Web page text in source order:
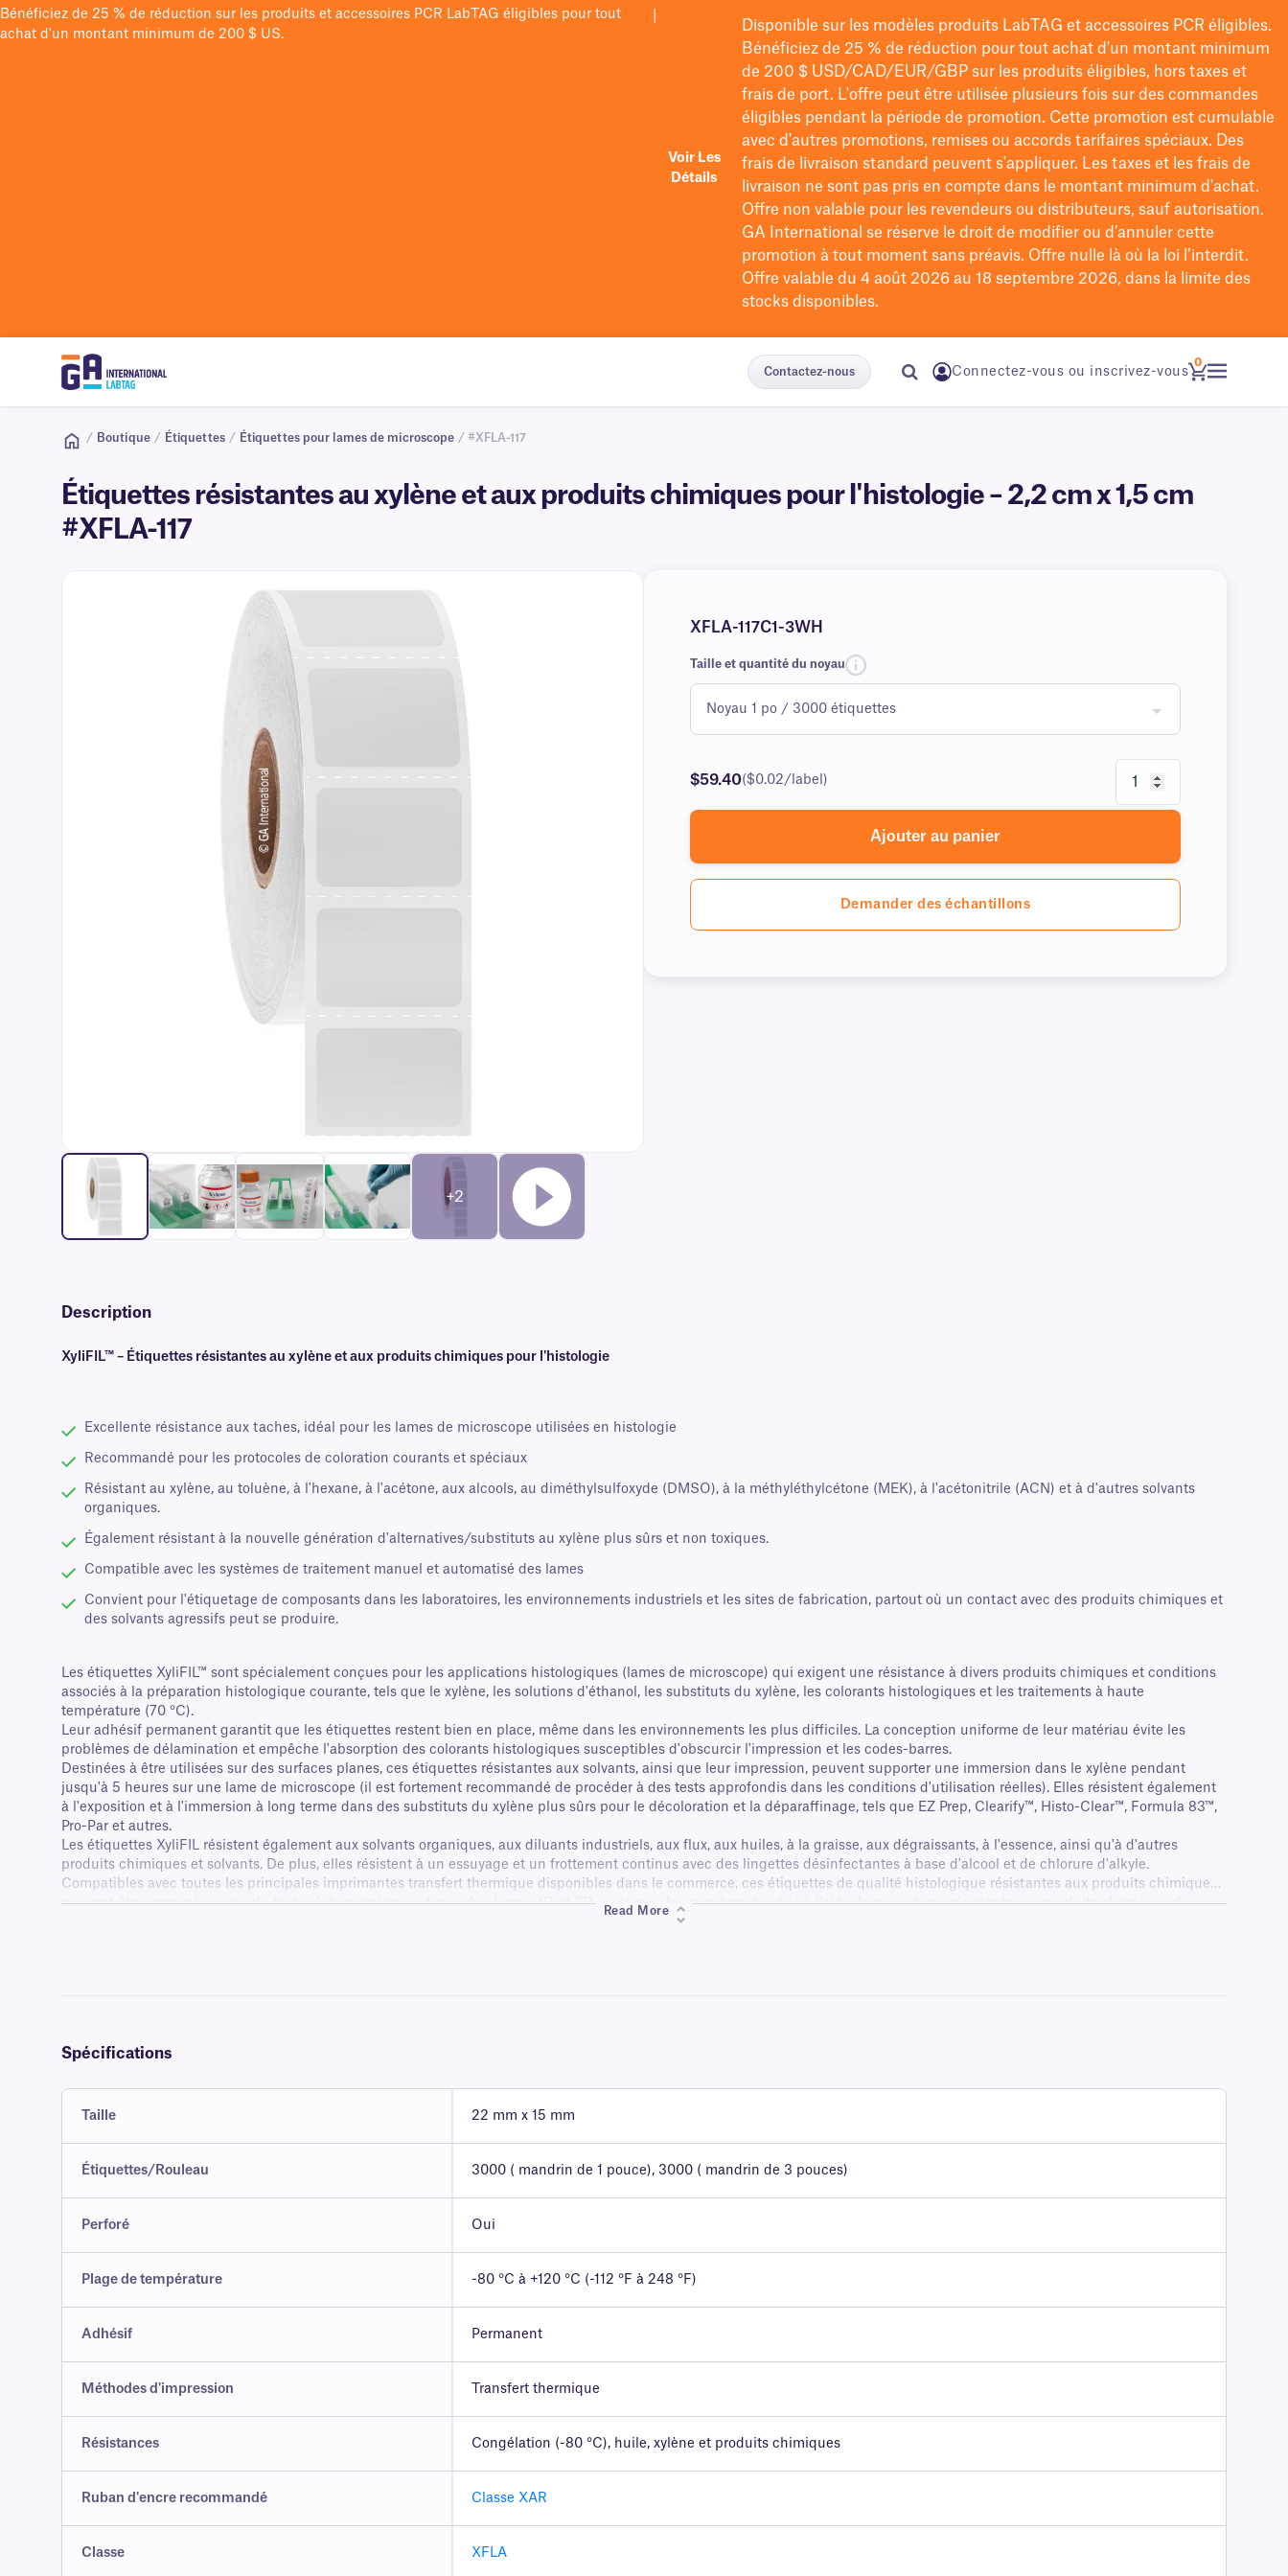
Bénéficiez de 25 % de réduction sur les produits et accessoires PCR LabTAG éligibles pour tout
achat d'un montant minimum de 200 $ US.
Voir Les
Détails
Disponible sur les modèles produits LabTAG et accessoires PCR éligibles.
Bénéficiez de 25 % de réduction pour tout achat d'un montant minimum
de 200 $USD/CAD/EUR/GBPsur les produits éligibles, hors taxes et
frais de port. L'offre peut être utilisée plusieurs fois sur des commandes
éligibles pendant la période de promotion. Cette promotion est cumulable
avec d'autres promotions, remises ou accords tarifaires spéciaux. Des
frais de livraison standard peuvent s'appliquer. Les taxes et les frais de
livraison ne sont pas pris en compte dans le montant minimum d'achat.
Offre non valable pour les revendeurs ou distributeurs, sauf autorisation.
GA International se réserve le droit de modifierou d’annuler cette
promotion à tout moment sans préavis. Offre nulle là où la loi l’interdit.
Offre valable du 4 août 2026 au 18 septembre 2026, dans la limite des
stocks disponibles.
Contactez-nous Connectez-vous ou inscrivez-vous
0
/ Boutique / Étiquettes / Étiquettes pour lames de microscope / #XFLA-117
Étiquettes résistantes au xylène et aux produits chimiques pour l'histologie – 2,2 cm x 1,5 cm
#XFLA-117
+2
XFLA-117C1-3WH
Taille et quantité du noyau
$59.40($0.02/label)
Ajouter au panier
Demander des échantillons
Description
XyliFIL™ – Étiquettes résistantes au xylène et aux produits chimiques pour l'histologie
Excellente résistance aux taches, idéal pour les lames de microscope utilisées en histologie
Recommandé pour les protocoles de coloration courants et spéciaux
Résistant au xylène, au toluène, à l'hexane, à l'acétone, aux alcools, au diméthylsulfoxyde (DMSO), à la méthyléthylcétone (MEK), à l'acétonitrile (ACN) et à d'autres solvants
organiques.
Également résistant à la nouvelle génération d'alternatives/substituts au xylène plus sûrs et non toxiques.
Compatible avec les systèmes de traitement manuel et automatisé des lames
Convient pour l'étiquetage de composants dans les laboratoires, les environnements industriels et les sites de fabrication, partout où un contact avec des produits chimiques et
des solvants agressifs peut se produire.
Les étiquettes XyliFIL™ sont spécialement conçues pour les applications histologiques (lames de microscope) qui exigent une résistance à divers produits chimiques et conditions
associés à la préparation histologique courante, tels que le xylène, les solutions d'éthanol, les substituts du xylène, les colorants histologiques et les traitements à haute
température (70 °C).
Leur adhésif permanent garantit que les étiquettes restent bien en place, même dans les environnements les plus difficiles. La conception uniforme de leur matériau évite les
problèmes de délamination et empêche l'absorption des colorants histologiques susceptibles d'obscurcir l'impression et les codes-barres.
Destinées à être utilisées sur des surfaces planes, ces étiquettes résistantes aux solvants, ainsi que leur impression, peuvent supporter une immersion dans le xylène pendant
jusqu'à 5 heures sur une lame de microscope (il est fortement recommandé de procéder à des tests approfondis dans les conditions d'utilisation réelles). Elles résistent également
à l'exposition et à l'immersion à long terme dans des substituts du xylène plus sûrs pour le décoloration et la déparaffinage, tels que EZ Prep, Clearify™, Histo-Clear™, Formula 83™,
Pro-Par et autres.
Les étiquettes XyliFIL résistent également aux solvants organiques, aux diluants industriels, aux flux, aux huiles, à la graisse, aux dégraissants, à l'essence, ainsi qu'à d'autres
produits chimiques et solvants. De plus, elles résistent à un essuyage et un frottement continus avec des lingettes désinfectantes à base d'alcool et de chlorure d'alkyle.
Compatibles avec toutes les principales imprimantes transfert thermique disponibles dans le commerce, ces étiquettes de qualité histologique résistantes aux produits chimiques
peuvent être imprimées avec du texte alphanumérique, des codes-barres 1D et 2D, ainsi que des numéros de série à l'aide de nos rubans résistants aux produits chimiques de
classe XAR recommandés, pour une résistance maximale aux solvants et une intégrité optimale des données.
Read More
Spécifications
Taille 22 mm x 15 mm
Étiquettes/Rouleau 3000 ( mandrin de 1 pouce), 3000 ( mandrin de 3 pouces)
Perforé Oui
Plage de température -80 °C à +120 °C (-112 °F à 248 °F)
Adhésif Permanent
Méthodes d'impression Transfert thermique
Résistances Congélation (-80 °C), huile, xylène et produits chimiques
Ruban d'encre recommandé Classe XAR
Classe XFLA